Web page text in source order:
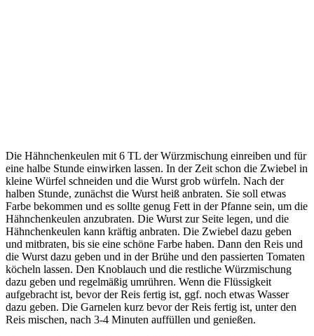
Die Hähnchenkeulen mit 6 TL der Würzmischung einreiben und für
eine halbe Stunde einwirken lassen. In der Zeit schon die Zwiebel in
kleine Würfel schneiden und die Wurst grob würfeln. Nach der
halben Stunde, zunächst die Wurst heiß anbraten. Sie soll etwas
Farbe bekommen und es sollte genug Fett in der Pfanne sein, um die
Hähnchenkeulen anzubraten. Die Wurst zur Seite legen, und die
Hähnchenkeulen kann kräftig anbraten. Die Zwiebel dazu geben
und mitbraten, bis sie eine schöne Farbe haben. Dann den Reis und
die Wurst dazu geben und in der Brühe und den passierten Tomaten
köcheln lassen. Den Knoblauch und die restliche Würzmischung
dazu geben und regelmäßig umrühren. Wenn die Flüssigkeit
aufgebracht ist, bevor der Reis fertig ist, ggf. noch etwas Wasser
dazu geben. Die Garnelen kurz bevor der Reis fertig ist, unter den
Reis mischen, nach 3-4 Minuten auffüllen und genießen.